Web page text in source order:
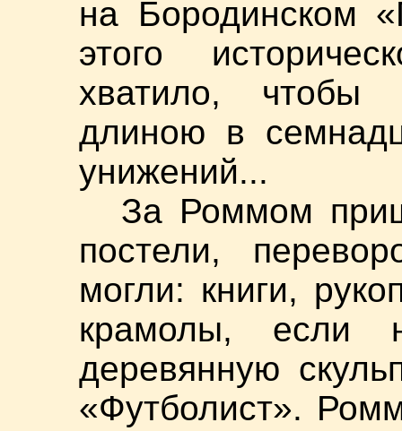
на Бородинском
этого
хватило, чтобы
длиною в
унижений...
За Роммом
постели,
могли: книги,
крамолы, если
деревянную
«Футболист».